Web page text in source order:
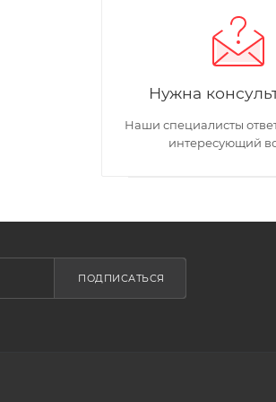
Нужна
Наши специалисты
интересующий
ПОДПИСАТЬСЯ